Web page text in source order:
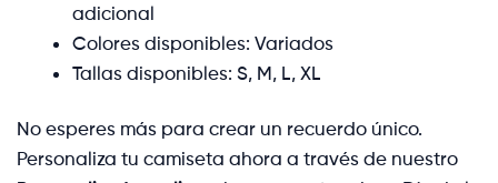
adicional
Colores disponibles: Variados
Tallas disponibles: S, M, L, XL
No esperes más para crear un recuerdo único.
Personaliza tu camiseta ahora a través de nuestro